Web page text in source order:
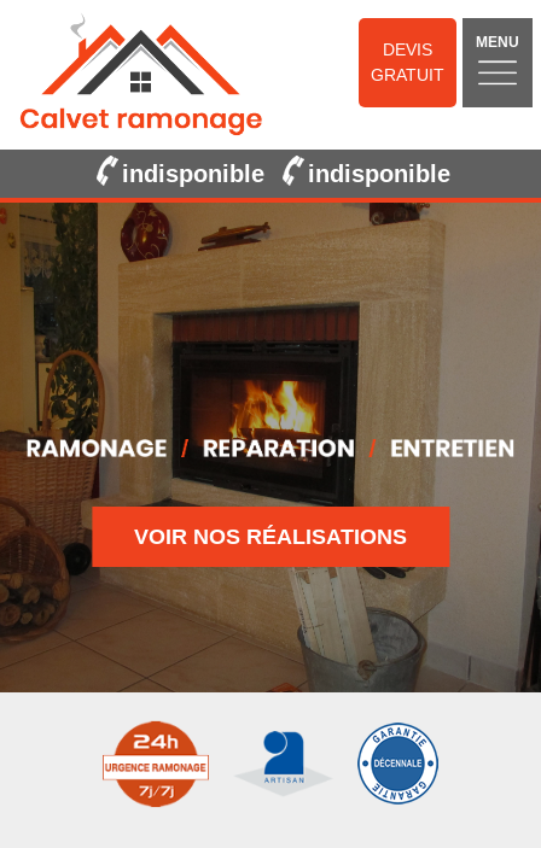
DEVIS
GRATUIT
MENU
indisponible indisponible
VOIR NOS RÉALISATIONS